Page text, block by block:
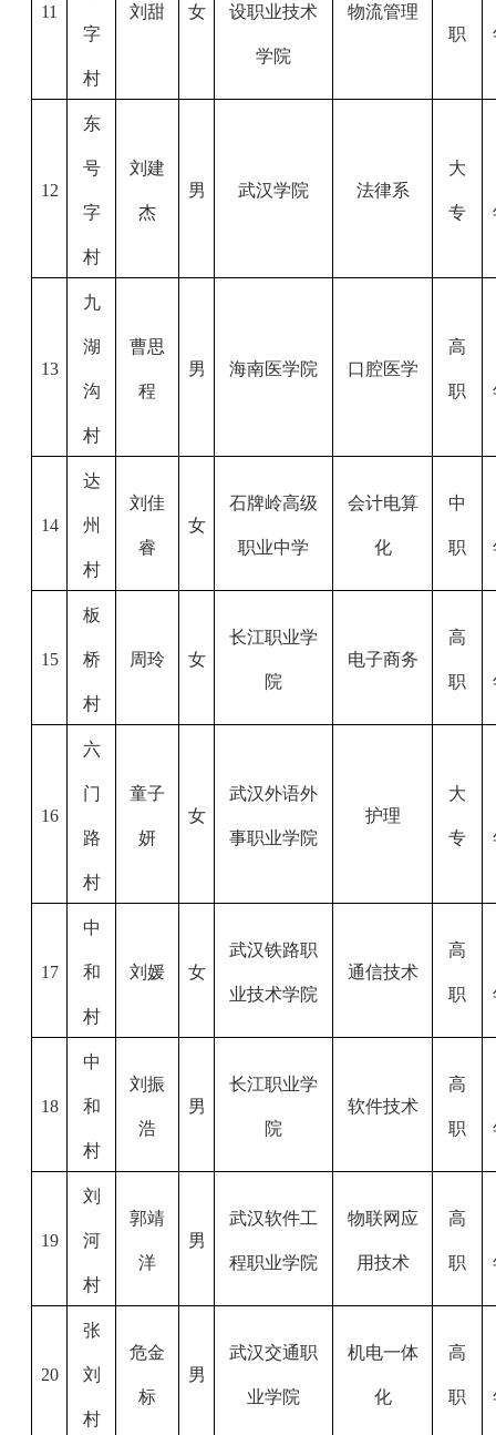
11
字
村
刘甜 女 设职业技术
学院
物流管理
职
12
东
号
字
村
刘建
杰
男 武汉学院 法律系
大
专
13
九
湖
沟
村
曹思
程
男 海南医学院 口腔医学
高
职
14
达
州
村
刘佳
睿
女
石牌岭高级
职业中学
会计电算
化
中
职
15
板
桥
村
周玲 女
长江职业学
院
电子商务
高
职
16
六
门
路
村
童子
妍
女
武汉外语外
事职业学院
护理
大
专
17
中
和
村
刘媛 女
武汉铁路职
业技术学院
通信技术
高
职
18
中
和
村
刘振
浩
男
长江职业学
院
软件技术
高
职
19
刘
河
村
郭靖
洋
男
武汉软件工
程职业学院
物联网应
用技术
高
职
20
张
刘
村
危金
标
男
武汉交通职
业学院
机电一体
化
高
职